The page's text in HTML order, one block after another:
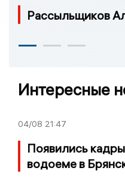
Рассыльщиков
Интересные
04/08 21:47
Появились
водоеме в